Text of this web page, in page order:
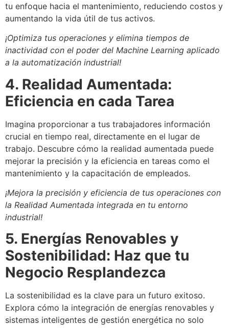
tu enfoque hacia el mantenimiento, reduciendo costos y
aumentando la vida útil de tus activos.
¡Optimiza tus operaciones y elimina tiempos de
inactividad con el poder del Machine Learning aplicado
a la automatización industrial!
4. Realidad Aumentada:
Eficiencia en cada Tarea
Imagina proporcionar a tus trabajadores información
crucial en tiempo real, directamente en el lugar de
trabajo. Descubre cómo la realidad aumentada puede
mejorar la precisión y la eficiencia en tareas como el
mantenimiento y la capacitación de empleados.
¡Mejora la precisión y eficiencia de tus operaciones con
la Realidad Aumentada integrada en tu entorno
industrial!
5. Energías Renovables y
Sostenibilidad: Haz que tu
Negocio Resplandezca
La sostenibilidad es la clave para un futuro exitoso.
Explora cómo la integración de energías renovables y
sistemas inteligentes de gestión energética no solo